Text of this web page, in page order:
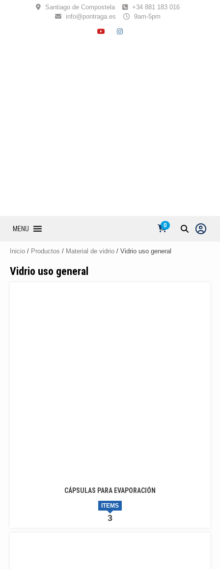
Santiago de Compostela
+34 881 183 016
info@pontraga.es
9am-5pm
YOUTUBE
INSTAGRAM
MENU 0
Inicio / Productos / Material de vidrio / Vidrio uso general
Vidrio uso general
CÁPSULAS PARA EVAPORACIÓN
3
ITEMS